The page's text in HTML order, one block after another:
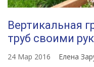
Вертикальная
труб своими
24 Мар 2016 Елена